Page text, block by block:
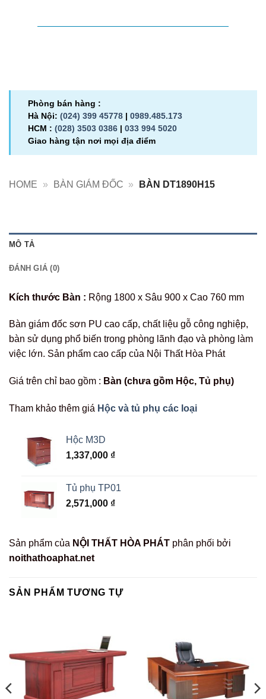
Phòng bán hàng :
Hà Nội: (024) 399 45778 | 0989.485.173
HCM : (028) 3503 0386 | 033 994 5020
Giao hàng tận nơi mọi địa điểm
HOME » BÀN GIÁM ĐỐC » BÀN DT1890H15
MÔ TẢ
ĐÁNH GIÁ (0)
Kích thước Bàn : Rộng 1800 x Sâu 900 x Cao 760 mm
Bàn giám đốc sơn PU cao cấp, chất liệu gỗ công nghiệp,
bàn sử dụng phổ biến trong phòng lãnh đạo và phòng làm
việc lớn. Sản phẩm cao cấp của Nội Thất Hòa Phát
Giá trên chỉ bao gồm : Bàn (chưa gồm Hộc, Tủ phụ)
Tham khảo thêm giá Hộc và tủ phụ các loại
Hộc M3D
1,337,000 ₫
Tủ phụ TP01
2,571,000 ₫
Sản phẩm của NỘI THẤT HÒA PHÁT phân phối bởi
noithathoaphat.net
SẢN PHẨM TƯƠNG TỰ